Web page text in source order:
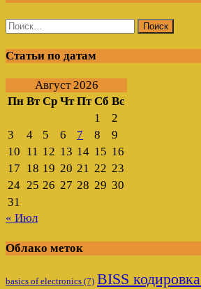
Найти:
Статьи по датам
Август 2026
Пн Вт Ср Чт Пт Сб Вс
1
2
3
4 5 6 7 8
9
10 11 12 13 14 15 16
17 18 19 20 21 22 23
24 25 26 27 28 29 30
31
« Июл
Облако меток
basics of electronics (7) BISS кодировка